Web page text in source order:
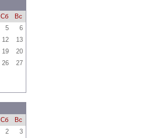
Сб
Вс
5
6
12
13
19
20
26
27
Сб
Вс
2
3